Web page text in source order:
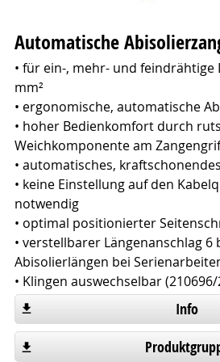
Automatische
• für ein-, mehr- und feindrähtige
mm²
• ergonomische, automatische
• hoher Bedienkomfort durch
Weichkomponente am
• automatisches,
• keine Einstellung auf den
notwendig
• optimal positionierter
• verstellbarer Längenanschlag
Abisolierlängen bei
• Klingen auswechselbar (210696/
Info